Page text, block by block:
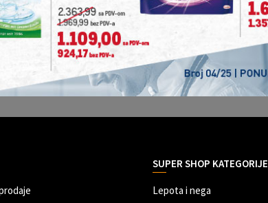
SUPER SHOP KATEGORIJE
Lepota i nega